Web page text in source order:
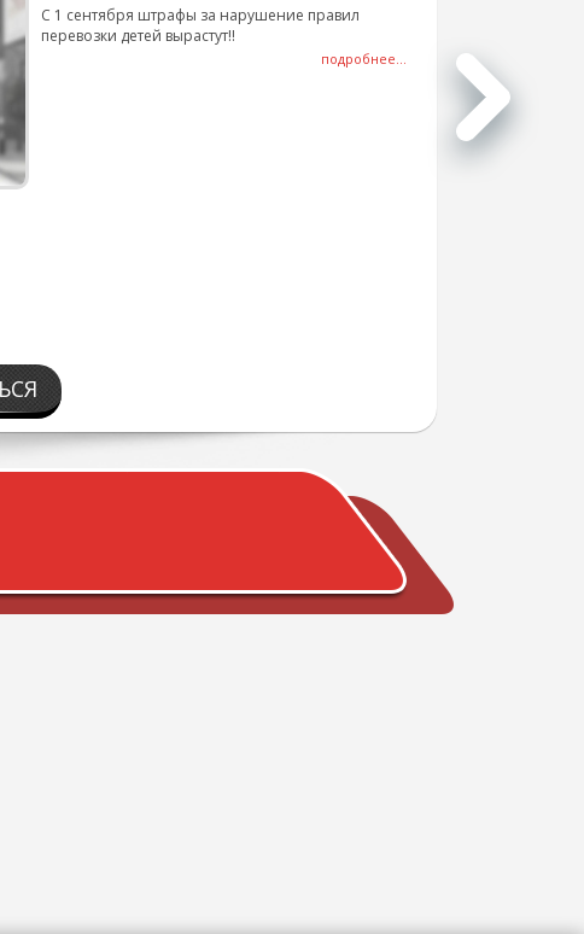
С 1 сентября штрафы за нарушение правил
перевозки детей вырастут!!
подробнее...